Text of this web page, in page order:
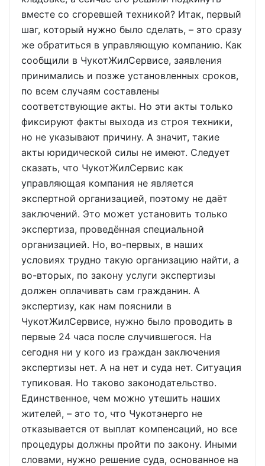
вместе со сгоревшей техникой? Итак, первый
шаг, который нужно было сделать, – это сразу
же обратиться в управляющую компанию. Как
сообщили в ЧукотЖилСервисе, заявления
принимались и позже установленных сроков,
по всем случаям составлены
соответствующие акты. Но эти акты только
фиксируют факты выхода из строя техники,
но не указывают причину. А значит, такие
акты юридической силы не имеют. Следует
сказать, что ЧукотЖилСервис как
управляющая компания не является
экспертной организацией, поэтому не даёт
заключений. Это может установить только
экспертиза, проведённая специальной
организацией. Но, во-первых, в наших
условиях трудно такую организацию найти, а
во-вторых, по закону услуги экспертизы
должен оплачивать сам гражданин. А
экспертизу, как нам пояснили в
ЧукотЖилСервисе, нужно было проводить в
первые 24 часа после случившегося. На
сегодня ни у кого из граждан заключения
экспертизы нет. А на нет и суда нет. Ситуация
тупиковая. Но таково законодательство.
Единственное, чем можно утешить наших
жителей, – это то, что Чукотэнерго не
отказывается от выплат компенсаций, но все
процедуры должны пройти по закону. Иными
словами, нужно решение суда, основанное на